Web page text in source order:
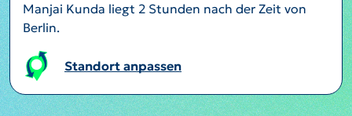
Manjai Kunda liegt 2 Stunden nach der Zeit von
Berlin.
Standort anpassen